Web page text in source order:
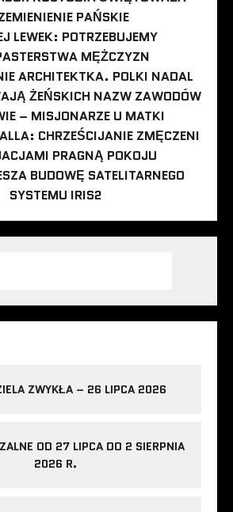
PAŃSKIE
LEWEK: POTRZEBUJEMY
MĘŻCZYZN
ARCHITEKTKA. POLKI NADAL
ŻEŃSKICH NAZW ZAWODÓW
– MISJONARZE U MATKI
CHRZEŚCIJANIE ZMĘCZENI
PRAGNĄ POKOJU
BUDOWĘ SATELITARNEGO
SYSTEMU IRIS2
ZWYKŁA – 26 LIPCA 2026
OD 27 LIPCA DO 2 SIERPNIA
2026 R.